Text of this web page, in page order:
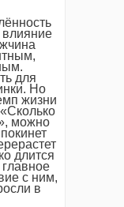
влияние
для
Но
жизни
можно
длится
с ним,
в